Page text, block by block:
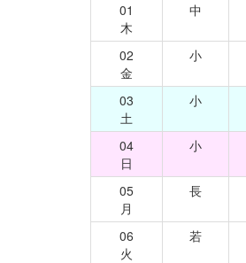
01
木
中
02
金
小
03
土
小
04
日
小
05
月
長
06
火
若